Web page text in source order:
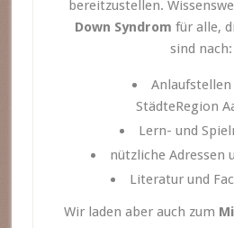
bereitzustellen.
Down Syndrom für alle,
sind nach:
StädteRegion
Lern- und
nützliche Adressen
Literatur und
Wir laden aber auch zum